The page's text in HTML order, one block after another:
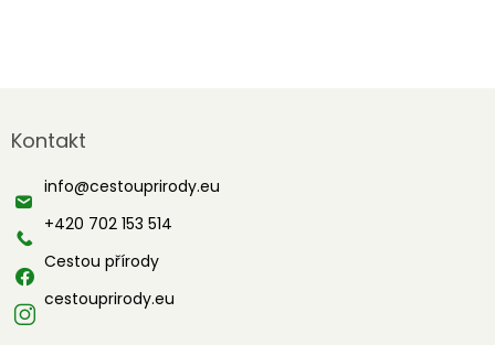
p
t
Kontakt
info@cestouprirody.eu
+420 702 153 514
Cestou přírody
cestouprirody.eu